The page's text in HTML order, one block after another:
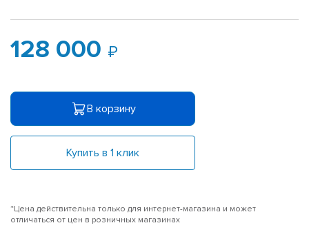
128 000
В корзину
Купить в 1 клик
*Цена действительна только для интернет-магазина и может
отличаться от цен в розничных магазинах